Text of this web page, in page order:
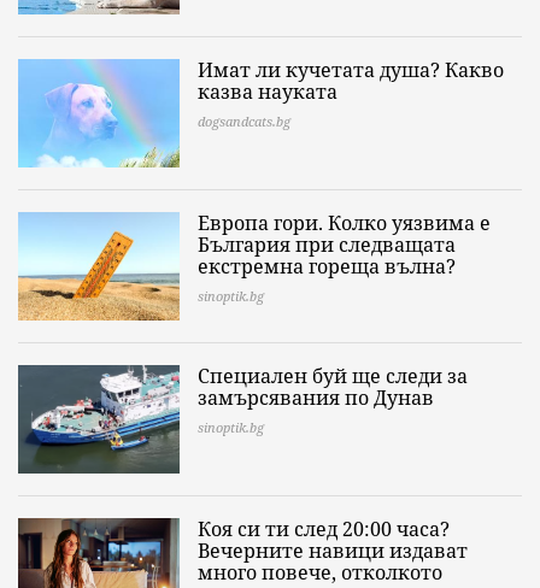
Имат ли кучетата душа? Какво
казва науката
dogsandcats.bg
Европа гори. Колко уязвима е
България при следващата
екстремна гореща вълна?
sinoptik.bg
Специален буй ще следи за
замърсявания по Дунав
sinoptik.bg
Коя си ти след 20:00 часа?
Вечерните навици издават
много повече, отколкото